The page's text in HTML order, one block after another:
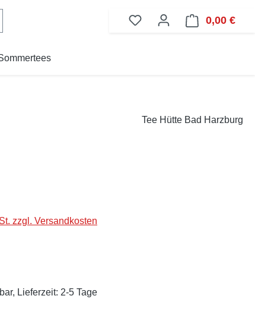
0,00 €
Tee Hütte Bad Harzburg
zzgl. Versandkosten
Bewertung von 5 von 5 Sternen
Lieferzeit: 2-5 Tage